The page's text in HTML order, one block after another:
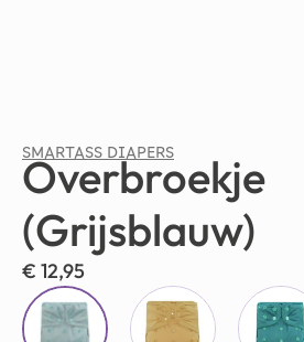
SMARTASS DIAPERS
Overbroekje
(Grijsblauw)
€ 12,95